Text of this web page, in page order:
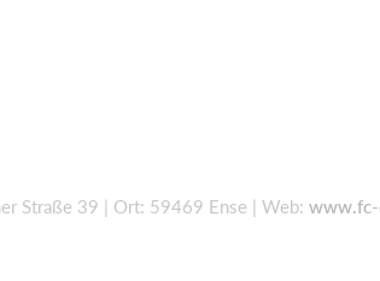
Straße 39 | Ort: 59469 Ense | Web: www.fc-